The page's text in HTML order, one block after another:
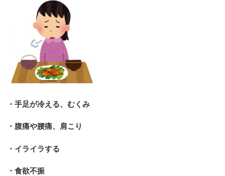
・手足が冷える、むくみ
・腹痛や腰痛、肩こり
・イライラする
・食欲不振